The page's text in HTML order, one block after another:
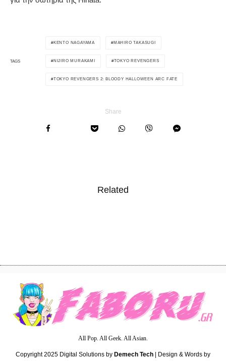
TAGS
KENTO NAGAYAMA MAHIRO TAKASUGI
NIJIRO MURAKAMI TOKYO REVENGERS
TOKYO REVENGERS 2: BLOODY HALLOWEEN ARC FATE
Share
Related
All Pop. All Geek. All Asian.
Copyright 2025 Digital Solutions by Demech Tech | Design & Words by